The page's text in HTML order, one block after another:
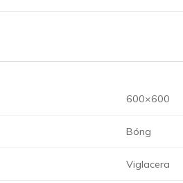
600×600
Bóng
Viglacera